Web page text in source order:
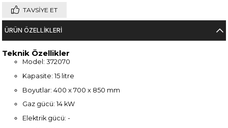
TAVSIYE ET
ÜRÜN ÖZELLIKLERI
Teknik Özellikler
Model: 372070
Kapasite: 15 litre
Boyutlar: 400 x 700 x 850 mm
Gaz gücü: 14 kW
Elektrik gücü: -